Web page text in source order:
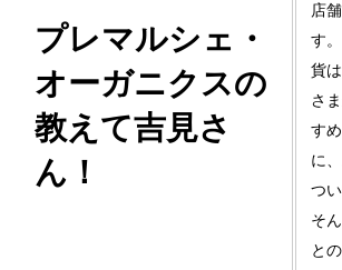
プレマルシェ・
オーガニクスの
教えて吉見さ
ん！
店
す
貨
さ
す
に
つ
そ
と